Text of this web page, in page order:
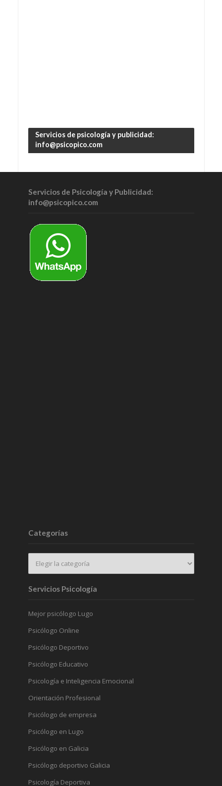
Servicios de psicología y publicidad:
info@psicopico.com
Servicios de Psicología y Publicidad:
info@psicopico.com
Categorías
Servicios Psicología
Mejor psicólogo Lugo
Psicólogo Online
Psicólogo Deportivo
Psicólogo Educativo
Psicología e Inteligencia Emocional
Orientación Profesional
Psicólogo de empresa
Psicólogo en Lugo
Psicólogo en Galicia
Psicólogo deportivo Galicia
Psicología Deportiva